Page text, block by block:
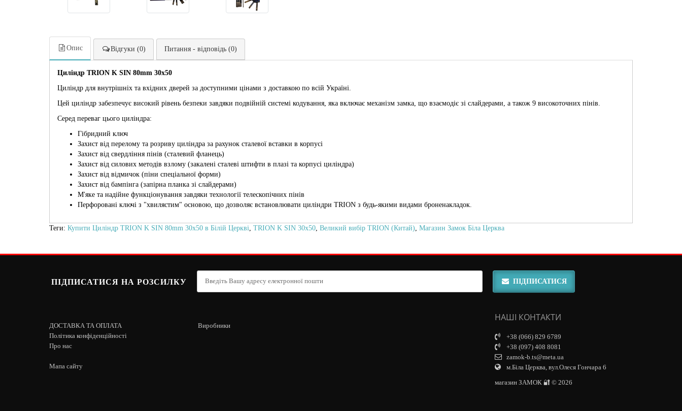
Опис Відгуки (0) Питання - відповідь (0)
Циліндр TRION K SIN 80mm 30х50
Циліндр для внутрішніх та вхідних дверей за доступними цінами з доставкою по всій Україні.
Цей циліндр забезпечує високий рівень безпеки завдяки подвійній системі кодування, яка включає механізм замка, що взаємодіє зі слайдерами, а також 9 високоточних пінів.
Серед переваг цього циліндра:
Гібридний ключ
Захист від перелому та розриву циліндра за рахунок сталевої вставки в корпусі
Захист від свердління пінів (сталевий фланець)
Захист від силових методів взлому (закалені сталеві штифти в плазі та корпусі циліндра)
Захист від відмичок (піни спеціальної форми)
Захист від бампінга (запірна планка зі слайдерами)
М'яке та надійне функціонування завдяки технології телескопічних пінів
Перфоровані ключі з "хвилястим" основою, що дозволяє встановлювати циліндри TRION з будь-якими видами броненакладок.
Теги: Купити Циліндр TRION K SIN 80mm 30х50 в Білій Церкві TRION K SIN 30х50 Великий вибір TRION (Китай) Магазин Замок Біла Церква
ПІДПИСАТИСЯ НА РОЗСИЛКУ ПІДПИСАТИСЯ
ДОСТАВКА ТА ОПЛАТА
Політика конфіденційності
Про нас
Мапа сайту
Виробники
НАШІ КОНТАКТИ
+38 (066) 829 6789
+38 (097) 408 8081
zamok-b.ts@meta.ua
м.Біла Церква, вул.Олеся Гончара 6
магазин ЗАМОК 🔐 © 2026